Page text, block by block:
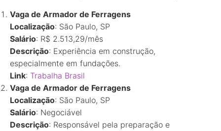
Vaga de Armador de Ferragens
Localização: São Paulo, SP
Salário: R$ 2.513,29/mês
Descrição: Experiência em construção,
especialmente em fundações.
Link: Trabalha Brasil
Vaga de Armador de Ferragens
Localização: São Paulo, SP
Salário: Negociável
Descrição: Responsável pela preparação e